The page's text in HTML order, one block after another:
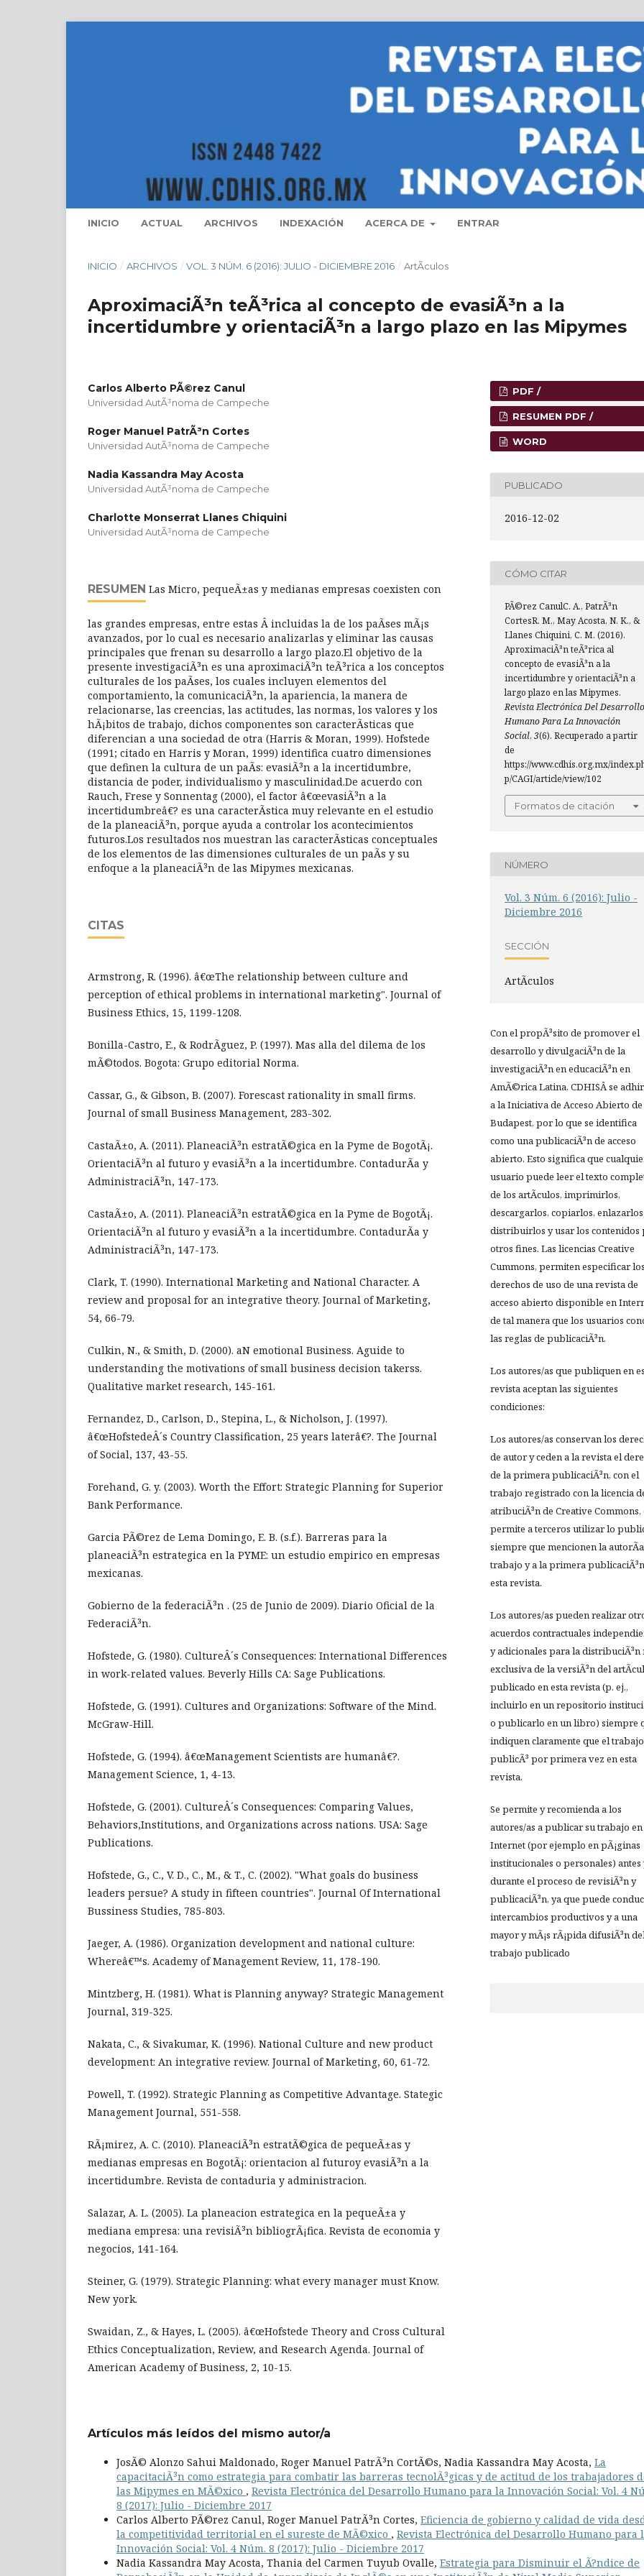
INICIO ACTUAL ARCHIVOS INDEXACIÓN ACERCA DE ENTRAR
INICIO / ARCHIVOS / VOL. 3 NÚM. 6 (2016): JULIO - DICIEMBRE 2016 / ArtÃ­culos
AproximaciÃ³n teÃ³rica al concepto de evasiÃ³n a la
incertidumbre y orientaciÃ³n a largo plazo en las Mipymes
Carlos Alberto PÃ©rez Canul
Universidad AutÃ³noma de Campeche
Roger Manuel PatrÃ³n Cortes
Universidad AutÃ³noma de Campeche
Nadia Kassandra May Acosta
Universidad AutÃ³noma de Campeche
Charlotte Monserrat Llanes Chiquini
Universidad AutÃ³noma de Campeche
RESUMEN Las Micro, pequeÃ±as y medianas empresas coexisten con
las grandes empresas, entre estas Â incluidas la de los paÃ­ses mÃ¡s
avanzados, por lo cual es necesario analizarlas y eliminar las causas
principales que frenan su desarrollo a largo plazo.El objetivo de la
presente investigaciÃ³n es una aproximaciÃ³n teÃ³rica a los conceptos
culturales de los paÃ­ses, los cuales incluyen elementos del
comportamiento, la comunicaciÃ³n, la apariencia, la manera de
relacionarse, las creencias, las actitudes, las normas, los valores y los
hÃ¡bitos de trabajo, dichos componentes son caracterÃ­sticas que
diferencian a una sociedad de otra (Harris & Moran, 1999). Hofstede
(1991; citado en Harris y Moran, 1999) identifica cuatro dimensiones
que definen la cultura de un paÃ­s: evasiÃ³n a la incertidumbre,
distancia de poder, individualismo y masculinidad.De acuerdo con
Rauch, Frese y Sonnentag (2000), el factor â€œevasiÃ³n a la
incertidumbreâ€? es una caracterÃ­stica muy relevante en el estudio
de la planeaciÃ³n, porque ayuda a controlar los acontecimientos
futuros.Los resultados nos muestran las caracterÃ­sticas conceptuales
de los elementos de las dimensiones culturales de un paÃ­s y su
enfoque a la planeaciÃ³n de las Mipymes mexicanas.
CITAS
Armstrong, R. (1996). â€œThe relationship between culture and
perception of ethical problems in international marketing". Journal of
Business Ethics, 15, 1199-1208.
Bonilla-Castro, E., & RodrÃ­guez, P. (1997). Mas alla del dilema de los
mÃ©todos. Bogota: Grupo editorial Norma.
Cassar, G., & Gibson, B. (2007). Forescast rationality in small firms.
Journal of small Business Management, 283-302.
CastaÃ±o, A. (2011). PlaneaciÃ³n estratÃ©gica en la Pyme de BogotÃ¡.
OrientaciÃ³n al futuro y evasiÃ³n a la incertidumbre. ContadurÃ­a y
AdministraciÃ³n, 147-173.
CastaÃ±o, A. (2011). PlaneaciÃ³n estratÃ©gica en la Pyme de BogotÃ¡.
OrientaciÃ³n al futuro y evasiÃ³n a la incertidumbre. ContadurÃ­a y
AdministraciÃ³n, 147-173.
Clark, T. (1990). International Marketing and National Character. A
review and proposal for an integrative theory. Journal of Marketing,
54, 66-79.
Culkin, N., & Smith, D. (2000). aN emotional Business. Aguide to
understanding the motivations of small business decision takerss.
Qualitative market research, 145-161.
Fernandez, D., Carlson, D., Stepina, L., & Nicholson, J. (1997).
â€œHofstedeÂ´s Country Classification, 25 years laterâ€?. The Journal
of Social, 137, 43-55.
Forehand, G. y. (2003). Worth the Effort: Strategic Planning for Superior
Bank Performance.
Garcia PÃ©rez de Lema Domingo, E. B. (s.f.). Barreras para la
planeaciÃ³n estrategica en la PYME: un estudio empirico en empresas
mexicanas.
Gobierno de la federaciÃ³n . (25 de Junio de 2009). Diario Oficial de la
FederaciÃ³n.
Hofstede, G. (1980). CultureÂ´s Consequences: International Differences
in work-related values. Beverly Hills CA: Sage Publications.
Hofstede, G. (1991). Cultures and Organizations: Software of the Mind.
McGraw-Hill.
Hofstede, G. (1994). â€œManagement Scientists are humanâ€?.
Management Science, 1, 4-13.
Hofstede, G. (2001). CultureÂ´s Consequences: Comparing Values,
Behaviors,Institutions, and Organizations across nations. USA: Sage
Publications.
Hofstede, G., C., V. D., C., M., & T., C. (2002). "What goals do business
leaders persue? A study in fifteen countries". Journal Of International
Bussiness Studies, 785-803.
Jaeger, A. (1986). Organization development and national culture:
Whereâ€™s. Academy of Management Review, 11, 178-190.
Mintzberg, H. (1981). What is Planning anyway? Strategic Management
Journal, 319-325.
Nakata, C., & Sivakumar, K. (1996). National Culture and new product
development: An integrative review. Journal of Marketing, 60, 61-72.
Powell, T. (1992). Strategic Planning as Competitive Advantage. Stategic
Management Journal, 551-558.
RÃ¡mirez, A. C. (2010). PlaneaciÃ³n estratÃ©gica de pequeÃ±as y
medianas empresas en BogotÃ¡: orientacion al futuroy evasiÃ³n a la
incertidumbre. Revista de contaduria y administracion.
Salazar, A. L. (2005). La planeacion estrategica en la pequeÃ±a y
mediana empresa: una revisiÃ³n bibliogrÃ¡fica. Revista de economia y
negocios, 141-164.
Steiner, G. (1979). Strategic Planning: what every manager must Know.
New york.
Swaidan, Z., & Hayes, L. (2005). â€œHofstede Theory and Cross Cultural
Ethics Conceptualization, Review, and Research Agenda. Journal of
American Academy of Business, 2, 10-15.
PDF /
RESUMEN PDF /
WORD
PUBLICADO
2016-12-02
CÓMO CITAR
PÃ©rez CanulC. A., PatrÃ³n
CortesR. M., May Acosta, N. K., &
Llanes Chiquini, C. M. (2016).
AproximaciÃ³n teÃ³rica al
concepto de evasiÃ³n a la
incertidumbre y orientaciÃ³n a
largo plazo en las Mipymes.
Revista Electrónica Del Desarrollo
Humano Para La Innovación
Social, 3(6). Recuperado a partir
de
https://www.cdhis.org.mx/
p/CAGI/article/view/102
Formatos de citación
NÚMERO
Vol. 3 Núm. 6 (2016): Julio -
Diciembre 2016
SECCIÓN
ArtÃ­culos
Con el propÃ³sito de promover el
desarrollo y divulgaciÃ³n de la
investigaciÃ³n en educaciÃ³n en
AmÃ©rica Latina, CDHISÂ se
a la Iniciativa de Acceso Abierto de
Budapest, por lo que se identifica
como una publicaciÃ³n de acceso
abierto. Esto significa que
usuario puede leer el texto
de los artÃ­culos, imprimirlos,
descargarlos, copiarlos,
distribuirlos y usar los contenidos
otros fines. Las licencias Creative
Cummons, permiten especificar
derechos de uso de una revista de
acceso abierto disponible en
de tal manera que los usuarios
las reglas de publicaciÃ³n.
Los autores/as que publiquen en
revista aceptan las siguientes
condiciones:
Los autores/as conservan los
de autor y ceden a la revista el
de la primera publicaciÃ³n, con el
trabajo registrado con la licencia
atribuciÃ³n de Creative Commons,
permite a terceros utilizar lo
siempre que mencionen la
trabajo y a la primera
esta revista.
Los autores/as pueden realizar
acuerdos contractuales
y adicionales para la distribuciÃ³n
exclusiva de la versiÃ³n del
publicado en esta revista (p. ej.,
incluirlo en un repositorio
o publicarlo en un libro) siempre
indiquen claramente que el
publicÃ³ por primera vez en esta
revista.
Se permite y recomienda a los
autores/as a publicar su trabajo en
Internet (por ejemplo en pÃ¡ginas
institucionales o personales) antes
durante el proceso de revisiÃ³n y
publicaciÃ³n, ya que puede
intercambios productivos y a una
mayor y mÃ¡s rÃ¡pida difusiÃ³n
trabajo publicado
Artículos más leídos del mismo autor/a
JosÃ© Alonzo Sahui Maldonado, Roger Manuel PatrÃ³n CortÃ©s, Nadia Kassandra May Acosta, La
capacitaciÃ³n como estrategia para combatir las barreras tecnolÃ³gicas y de actitud de los trabajadores
las Mipymes en MÃ©xico , Revista Electrónica del Desarrollo Humano para la Innovación Social: Vol. 4
8 (2017): Julio - Diciembre 2017
Carlos Alberto PÃ©rez Canul, Roger Manuel PatrÃ³n Cortes, Eficiencia de gobierno y calidad de vida
la competitividad territorial en el sureste de MÃ©xico , Revista Electrónica del Desarrollo Humano para
Innovación Social: Vol. 4 Núm. 8 (2017): Julio - Diciembre 2017
Nadia Kassandra May Acosta, Thania del Carmen Tuyub Ovalle, Estrategia para Disminuir el Ã?ndice de